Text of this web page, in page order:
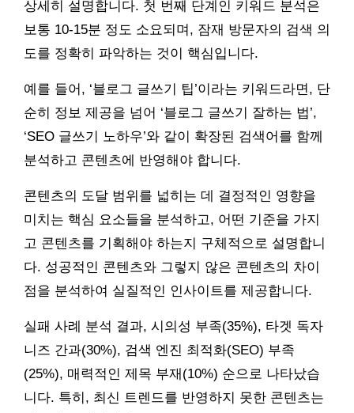
상세히 설명합니다. 첫 번째 단계인 키워드 분석은
보통 10-15분 정도 소요되며, 잠재 방문자의 검색 의
도를 정확히 파악하는 것이 핵심입니다.
예를 들어, ‘블로그 글쓰기 팁’이라는 키워드라면, 단
순히 정보 제공을 넘어 ‘블로그 글쓰기 잘하는 법’,
‘SEO 글쓰기 노하우’와 같이 확장된 검색어를 함께
분석하고 콘텐츠에 반영해야 합니다.
콘텐츠의 도달 범위를 넓히는 데 결정적인 영향을
미치는 핵심 요소들을 분석하고, 어떤 기준을 가지
고 콘텐츠를 기획해야 하는지 구체적으로 설명합니
다. 성공적인 콘텐츠와 그렇지 않은 콘텐츠의 차이
점을 분석하여 실질적인 인사이트를 제공합니다.
실패 사례 분석 결과, 시의성 부족(35%), 타겟 독자
니즈 간과(30%), 검색 엔진 최적화(SEO) 부족
(25%), 매력적인 제목 부재(10%) 순으로 나타났습
니다. 특히, 최신 트렌드를 반영하지 못한 콘텐츠는